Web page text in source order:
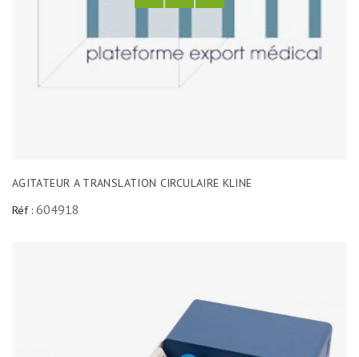
AGITATEUR A TRANSLATION CIRCULAIRE KLINE
Réf : 604918